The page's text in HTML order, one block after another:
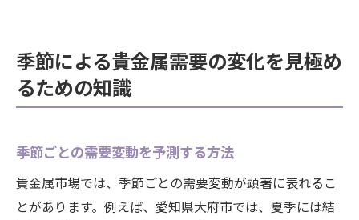
季節による貴金属需要の変化を見極め
るための知識
季節ごとの需要変動を予測する方法
貴金属市場では、季節ごとの需要変動が顕著に表れるこ
とがあります。例えば、愛知県大府市では、夏季には結